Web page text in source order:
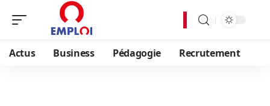
Actus Business Pédagogie Recrutement